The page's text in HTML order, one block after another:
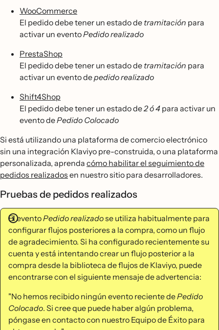
WooCommerce
El pedido debe tener un estado de tramitación para
activar un eventoPedido realizado
PrestaShop
El pedido debe tener un estado de tramitación para
activar un evento depedido realizado
Shift4Shop
El pedido debe tener un estado de2 ó 4 para activar un
evento dePedido Colocado
Si está utilizando una plataforma de comercio electrónico
sin una integración Klaviyo pre-construida, o una plataforma
personalizada, aprenda cómo habilitar el seguimiento de
pedidos realizados en nuestro sitio para desarrolladores.
Pruebas de pedidos realizados
El eventoPedido realizadose utiliza habitualmente para
configurar flujos posteriores a la compra, como un flujo
de agradecimiento. Si ha configurado recientemente su
cuenta y está intentando crear un flujo posterior a la
compra desde la biblioteca de flujos de Klaviyo, puede
encontrarse con el siguiente mensaje de advertencia:
"No hemos recibido ningún evento reciente dePedido
Colocado. Si cree que puede haber algún problema,
póngase en contacto con nuestro Equipo de Éxito para